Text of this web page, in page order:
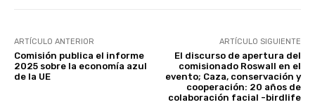
ARTÍCULO ANTERIOR
Comisión publica el informe
2025 sobre la economía azul
de la UE
ARTÍCULO SIGUIENTE
El discurso de apertura del
comisionado Roswall en el
evento; Caza, conservación y
cooperación: 20 años de
colaboración facial -birdlife